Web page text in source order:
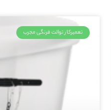
تعمیرکار توالت فرنگی مجرب